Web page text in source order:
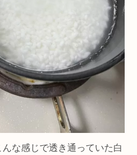
な感じで透き通っていた白